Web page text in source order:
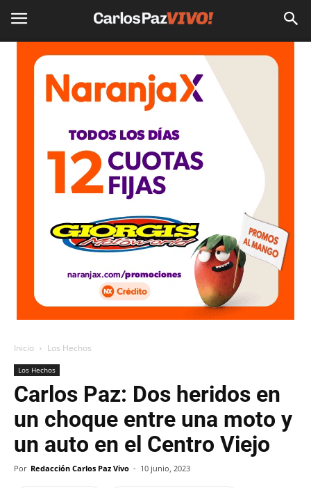
Inicio Los Hechos
Los Hechos
Carlos Paz: Dos heridos en
un choque entre una moto y
un auto en el Centro Viejo
Por Redacción Carlos Paz Vivo - 10 junio, 2023